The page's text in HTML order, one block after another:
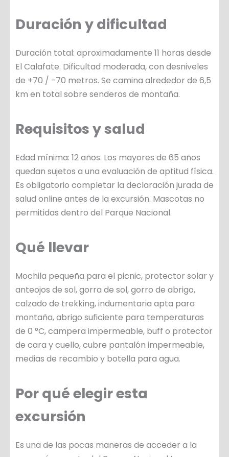
Duración y dificultad
Duración total: aproximadamente 11 horas desde
El Calafate. Dificultad moderada, con desniveles
de +70 / -70 metros. Se camina alrededor de 6,5
km en total sobre senderos de montaña.
Requisitos y salud
Edad mínima: 12 años. Los mayores de 65 años
quedan sujetos a una evaluación de aptitud física.
Es obligatorio completar la declaración jurada de
salud online antes de la excursión. Mascotas no
permitidas dentro del Parque Nacional.
Qué llevar
Mochila pequeña para el picnic, protector solar y
anteojos de sol, gorra de sol, gorro de abrigo,
calzado de trekking, indumentaria apta para
montaña, abrigo suficiente para temperaturas
de 0 °C, campera impermeable, buff o protector
de cara y cuello, cubre pantalón impermeable,
medias de recambio y botella para agua.
Por qué elegir esta
excursión
Es una de las pocas maneras de acceder a la